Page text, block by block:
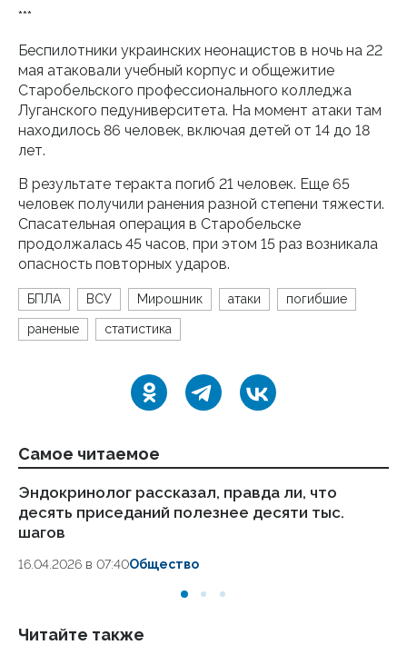
***
Беспилотники украинских неонацистов в ночь на 22
мая атаковали учебный корпус и общежитие
Старобельского профессионального колледжа
Луганского педуниверситета. На момент атаки там
находилось 86 человек, включая детей от 14 до 18
лет.
В результате теракта погиб 21 человек. Еще 65
человек получили ранения разной степени тяжести.
Спасательная операция в Старобельске
продолжалась 45 часов, при этом 15 раз возникала
опасность повторных ударов.
БПЛА ВСУ Мирошник атаки погибшие
раненые статистика
Самое читаемое
Эндокринолог рассказал, правда ли, что
десять приседаний полезнее десяти тыс.
шагов
16.04.2026 в 07:40Общество
Читайте также